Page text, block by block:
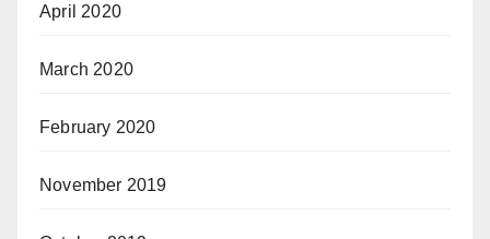
April 2020
March 2020
February 2020
November 2019